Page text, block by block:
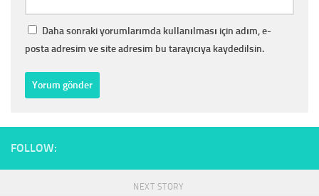
Daha sonraki yorumlarımda kullanılması için adım, e-
posta adresim ve site adresim bu tarayıcıya kaydedilsin.
FOLLOW:
NEXT STORY